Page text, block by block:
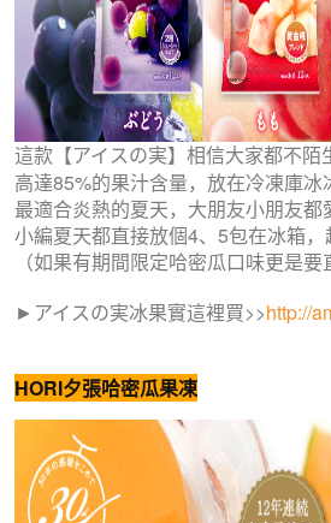
這款【アイスの実】相信大家都不陌
高達85%的果汁含量，放在冷凍庫冰
最適合炎熱的夏天，大朋友小朋友都
小編夏天都直接放個4、5包在冰箱，
（如果有期間限定哈密瓜口味更是要
► アイスの実冰果實這裡買>>http://
HORI夕張哈密瓜果凍